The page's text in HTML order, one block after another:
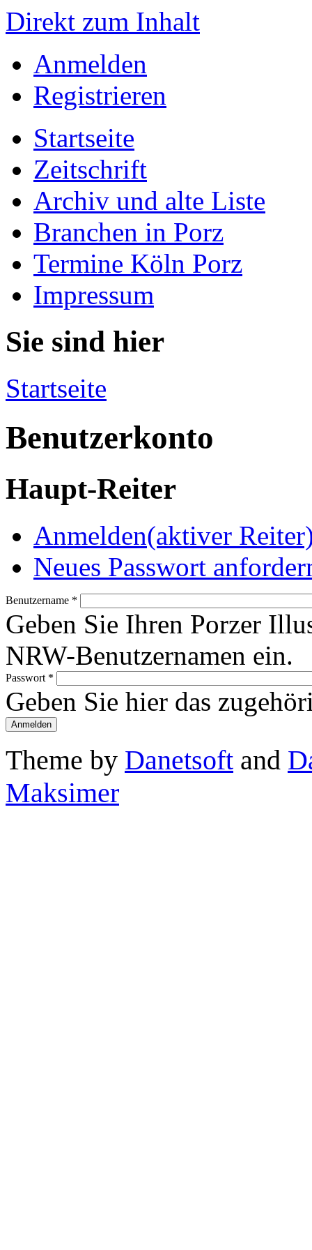
Direkt zum Inhalt
Anmelden
Registrieren
Startseite
Zeitschrift
Archiv und alte Liste
Branchen in Porz
Termine Köln Porz
Impressum
Sie sind hier
Startseite
Benutzerkonto
Haupt-Reiter
Anmelden(aktiver
Neues Passwort
Benutzername *
Geben Sie Ihren Porzer
NRW-Benutzernamen ein.
Passwort *
Geben Sie hier das
Theme by Danetsoft and
Maksimer